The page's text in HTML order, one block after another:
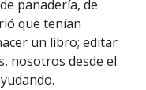
panadería, de
que tenían
un libro; editar
nosotros desde el